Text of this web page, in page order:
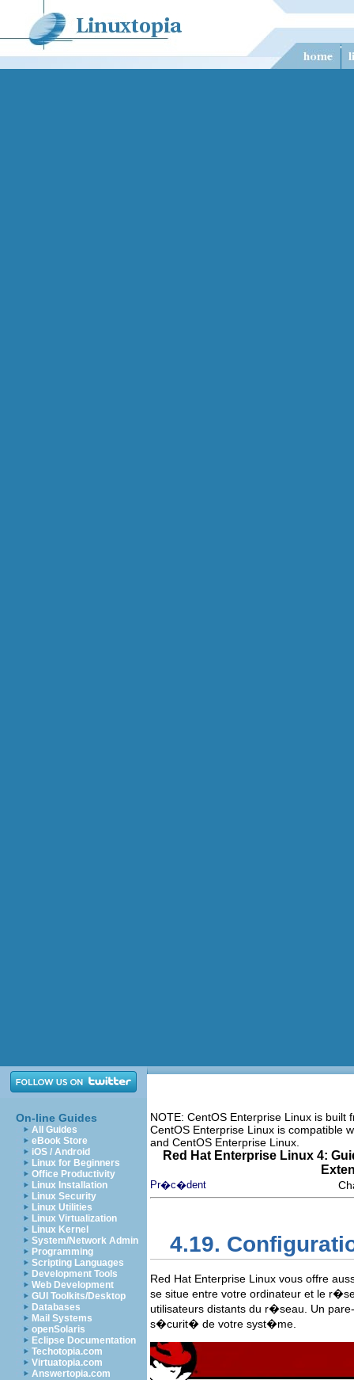
On-line Guides
All Guides
eBook Store
iOS / Android
Linux for Beginners
Office Productivity
Linux Installation
Linux Security
Linux Utilities
Linux Virtualization
Linux Kernel
System/Network Admin
Programming
Scripting Languages
Development Tools
Web Development
GUI Toolkits/Desktop
Databases
Mail Systems
openSolaris
Eclipse Documentation
Techotopia.com
Virtuatopia.com
Answertopia.com
NOTE: CentOS Enterprise Linux is
CentOS Enterprise Linux is compatible
and CentOS Enterprise Linux.
Red Hat Enterprise Linux 4:
Pr�c�dent
4.19.
Red Hat Enterprise Linux vous offre
se situe entre votre ordinateur et le
utilisateurs distants du r�seau. Un
s�curit� de votre syst�me.